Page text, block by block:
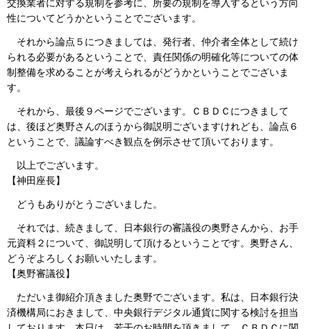
交換業者に対する規制を参考に、所要の規制を導入するという方向
性についてどうかということでございます。
それから論点５につきましては、発行者、仲介者全体として続け
られる必要があるということで、責任関係の明確化等についての体
制整備を求めることが考えられるがどうかということでございま
す。
それから、最後９ページでございます。ＣＢＤＣにつきまして
は、後ほど奥野さんのほうから御説明ございますけれども、論点６
ということで、議論すべき観点を例示させて頂いております。
以上でございます。
【神田座長】
どうもありがとうございました。
それでは、続きまして、日本銀行の審議役の奥野さんから、お手
元資料２について、御説明して頂けるということです。奥野さん、
どうぞよろしくお願いいたします。
【奥野審議役】
ただいま御紹介頂きました奥野でございます。私は、日本銀行決
済機構局におきまして、中央銀行デジタル通貨に関する検討を担当